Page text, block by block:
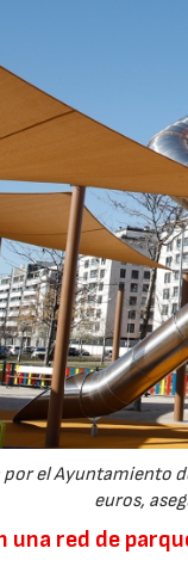
el Ayuntamiento
euros,
una red de